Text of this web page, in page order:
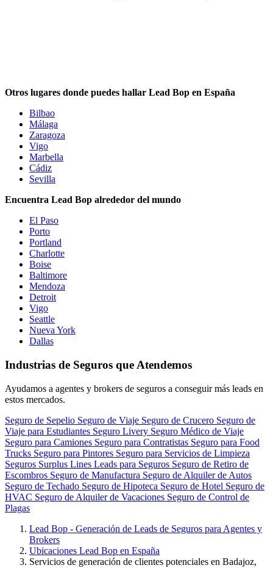
Otros lugares donde puedes hallar Lead Bop en España
Bilbao
Málaga
Zaragoza
Vigo
Marbella
Cádiz
Sevilla
Encuentra Lead Bop alrededor del mundo
El Paso
Porto
Portland
Charlotte
Boise
Baltimore
Mendoza
Detroit
Vigo
Seattle
Nueva York
Dallas
Industrias de Seguros que Atendemos
Ayudamos a agentes y brokers de seguros a conseguir más leads en
estos mercados.
Seguro de Sepelio Seguro de Viaje Seguro de Crucero Seguro de
Viaje para Estudiantes Seguro Livery Seguro Médico de Viaje
Seguro para Camiones Seguro para Contratistas Seguro para Food
Trucks Seguro para Pintores Seguro para Servicios de Limpieza
Seguros Surplus Lines Leads para Seguros Seguro de Retiro de
Escombros Seguro de Manufactura Seguro de Alquiler de Autos
Seguro de Techado Seguro de Hipoteca Seguro de Hotel Seguro de
HVAC Seguro de Alquiler de Vacaciones Seguro de Control de
Plagas
Lead Bop - Generación de Leads de Seguros para Agentes y
Brokers
Ubicaciones Lead Bop en España
Servicios de generación de clientes potenciales en Badajoz,